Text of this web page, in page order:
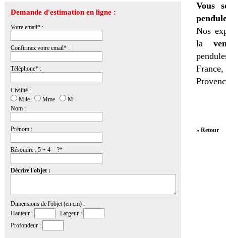
Demande d'estimation en ligne :
Votre email* :
Confirmez votre email* :
Téléphone* :
Civilité :
Mlle
Mme
M.
Nom :
Prénom :
Résoudre : 5 + 4 = ?*
Décrire l'objet :
Dimensions de l'objet (en cm) :
Hauteur :
Largeur :
Profondeur :
Vous
Nos
la
» Retour